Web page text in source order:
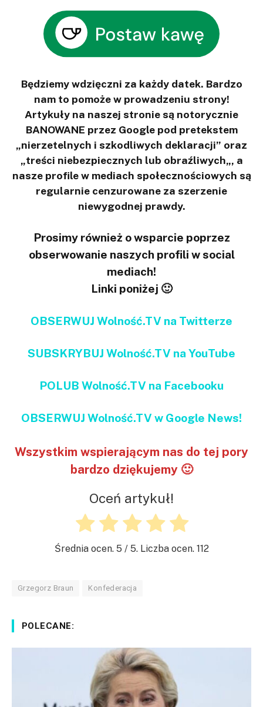
Będziemy wdzięczni za każdy datek. Bardzo
nam to pomoże w prowadzeniu strony!
Artykuły na naszej stronie są notorycznie
BANOWANE przez Google pod pretekstem
„nierzetelnych i szkodliwych deklaracji” oraz
„treści niebezpiecznych lub obraźliwych„, a
nasze profile w mediach społecznościowych są
regularnie cenzurowane za szerzenie
niewygodnej prawdy.
Prosimy również o wsparcie poprzez
obserwowanie naszych profili w social
mediach!
Linki poniżej 🙂
OBSERWUJ Wolność.TV na Twitterze
SUBSKRYBUJ Wolność.TV na YouTube
POLUB Wolność.TV na Facebooku
OBSERWUJ Wolność.TV w Google News!
Wszystkim wspierającym nas do tej pory
bardzo dziękujemy 🙂
Oceń artykuł!
Średnia ocen. 5 / 5. Liczba ocen. 112
Grzegorz Braun Konfederacja
POLECANE: